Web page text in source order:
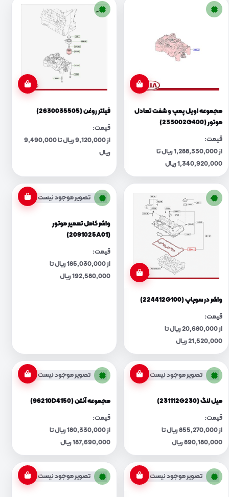
مجموعه اویل پمپ و شفت تعادل
موتور (233002G400)
قیمت:
از 1,288,330,000 ریال تا
1,340,920,000 ریال
فیلتر روغن (2630035505)
قیمت:
از 9,120,000 ریال تا 9,490,000
ریال
واشر در سوپاپ (224412G100)
قیمت:
از 20,680,000 ریال تا
21,520,000 ریال
تصویر موجود نیست
واشر کامل تعمیر موتور
(2091025A01)
قیمت:
از 185,030,000 ریال تا
192,580,000 ریال
تصویر موجود نیست
میل لنگ (231112G230)
قیمت:
از 855,270,000 ریال تا
890,180,000 ریال
تصویر موجود نیست
مجموعه آنتن (96210D4150)
قیمت:
از 180,330,000 ریال تا
187,690,000 ریال
تصویر موجود نیست تصویر موجود نیست